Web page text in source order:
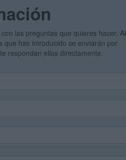
las preguntas que quieres hacer. Al
que has introducido se enviarán por
respondan ellos directamente.